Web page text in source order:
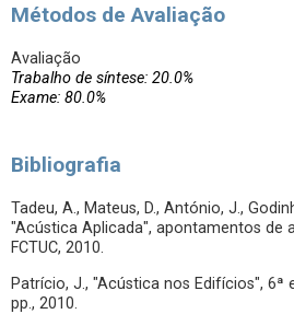
Métodos de Avaliação
Avaliação
Trabalho de síntese: 20.0%
Exame: 80.0%
Bibliografia
Tadeu, A., Mateus, D., António, J.,
"Acústica Aplicada", apontamentos de
FCTUC, 2010.
Patrício, J., "Acústica nos Edifícios", 6ª
pp., 2010.